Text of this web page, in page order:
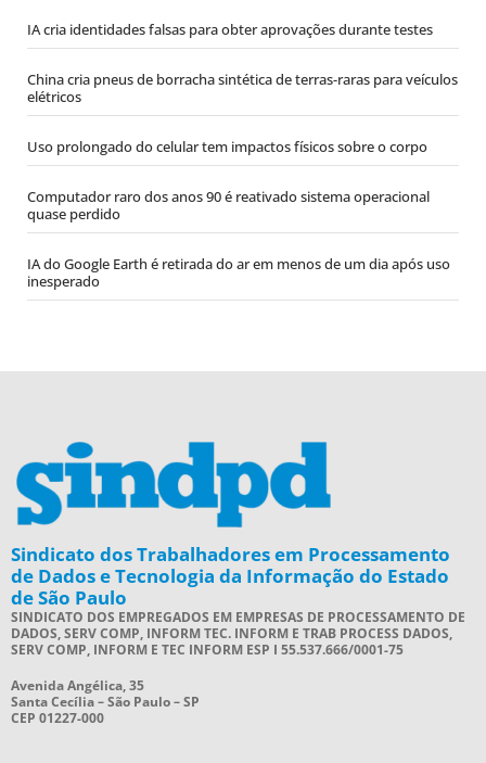
IA cria identidades falsas para obter aprovações durante testes
China cria pneus de borracha sintética de terras-raras para veículos
elétricos
Uso prolongado do celular tem impactos físicos sobre o corpo
Computador raro dos anos 90 é reativado sistema operacional
quase perdido
IA do Google Earth é retirada do ar em menos de um dia após uso
inesperado
Sindicato dos Trabalhadores em Processamento
de Dados e Tecnologia da Informação do Estado
de São Paulo
SINDICATO DOS EMPREGADOS EM EMPRESAS DE PROCESSAMENTO DE
DADOS, SERV COMP, INFORM TEC. INFORM E TRAB PROCESS DADOS,
SERV COMP, INFORM E TEC INFORM ESP I 55.537.666/0001-75
Avenida Angélica, 35
Santa Cecília – São Paulo – SP
CEP 01227-000